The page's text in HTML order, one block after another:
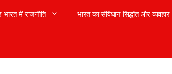
भारत में राजनीति भारत का संविधान सिद्धांत और व्यवहार